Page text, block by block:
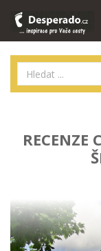
RECENZE